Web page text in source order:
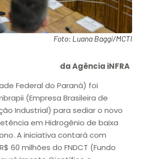
Foto: Luana Baggi/MCTI
da Agência iNFRA
Federal do Paraná) foi
(Empresa Brasileira de
Industrial) para sediar o novo
em Hidrogênio de baixa
A iniciativa contará com
60 milhões do FNDCT (Fundo